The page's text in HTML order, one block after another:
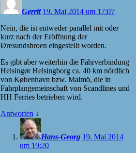
Gerrit 19. Mai 2014 um 17:07
Nein, die ist entweder parallel mit oder
kurz nach der Eröffnung der
Øresundsbroen eingestellt worden.
Es gibt aber weiterhin die Fährverbindung
Helsingør Helsingborg ca. 40 km nördlich
von København bzw. Malmö, die in
Fahrplangemeinschaft von Scandlines und
HH Ferries betrieben wird.
Antworten ↓
Hans-Georg 19. Mai 2014
um 19:20